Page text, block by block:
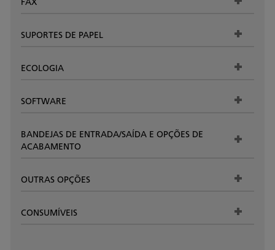
SUPORTES DE PAPEL
ECOLOGIA
SOFTWARE
BANDEJAS DE ENTRADA/SAÍDA E OPÇÕES DE
ACABAMENTO
OUTRAS OPÇÕES
CONSUMÍVEIS